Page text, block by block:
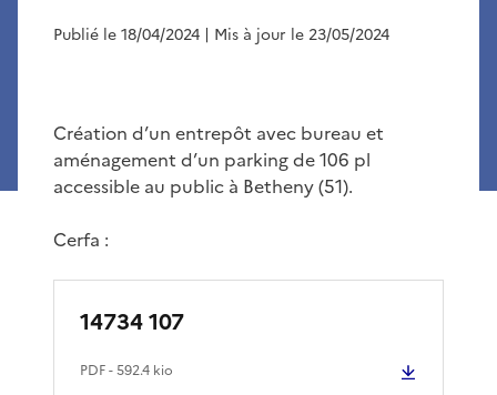
Publié le 18/04/2024 | Mis à jour le 23/05/2024
Création d’un entrepôt avec bureau et
aménagement d’un parking de 106 pl
accessible au public à Betheny (51).
Cerfa :
14734 107
PDF- 592.4 kio